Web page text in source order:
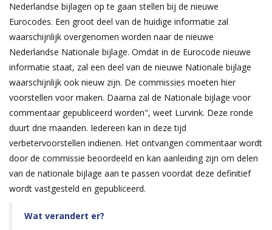
Nederlandse bijlagen op te gaan stellen bij de nieuwe
Eurocodes. Een groot deel van de huidige informatie zal
waarschijnlijk overgenomen worden naar de nieuwe
Nederlandse Nationale bijlage. Omdat in de Eurocode nieuwe
informatie staat, zal een deel van de nieuwe Nationale bijlage
waarschijnlijk ook nieuw zijn. De commissies moeten hier
voorstellen voor maken. Daarna zal de Nationale bijlage voor
commentaar gepubliceerd worden", weet Lurvink. Deze ronde
duurt drie maanden. Iedereen kan in deze tijd
verbetervoorstellen indienen. Het ontvangen commentaar wordt
door de commissie beoordeeld en kan aanleiding zijn om delen
van de nationale bijlage aan te passen voordat deze definitief
wordt vastgesteld en gepubliceerd.
Wat verandert er?